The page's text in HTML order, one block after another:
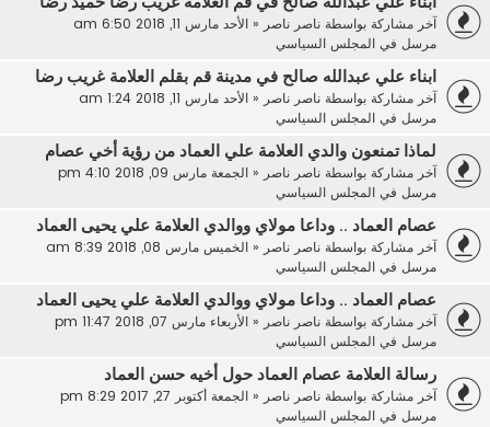
آخر مشاركة بواسطة ناصر ناصر« الأحد مارس 11, 2018 6:50 am
مرسل في المجلس السياسي
ابناء علي عبدالله صالح في مدينة قم بقلم العلامة غريب رضا
آخر مشاركة بواسطة ناصر ناصر« الأحد مارس 11, 2018 1:24 am
مرسل في المجلس السياسي
لماذا تمنعون والدي العلامة علي العماد من رؤية أخي عصام
آخر مشاركة بواسطة ناصر ناصر« الجمعة مارس 09, 2018 4:10 pm
مرسل في المجلس السياسي
عصام العماد .. وداعا مولاي ووالدي العلامة علي يحيى العماد
آخر مشاركة بواسطة ناصر ناصر« الخميس مارس 08, 2018 8:39 am
مرسل في المجلس السياسي
عصام العماد .. وداعا مولاي ووالدي العلامة علي يحيى العماد
آخر مشاركة بواسطة ناصر ناصر« الأربعاء مارس 07, 2018 11:47 pm
مرسل في المجلس السياسي
رسالة العلامة عصام العماد حول أخيه حسن العماد
آخر مشاركة بواسطة ناصر ناصر« الجمعة أكتوبر 27, 2017 8:29 pm
مرسل في المجلس السياسي